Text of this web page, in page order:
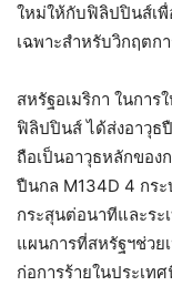
ใหม่ให้กับฟิลิปปินส์เ
เฉพาะสำหรับวิกฤตก
สหรัฐอเมริกา ในกา
ฟิลิปปินส์ ได้ส่งอาวุธ
ถือเป็นอาวุธหลักของ
ปืนกล M134D 4 กร
กระสุนต่อนาทีและระ
แผนการที่สหรัฐฯช่ว
ก่อการร้ายในประเท